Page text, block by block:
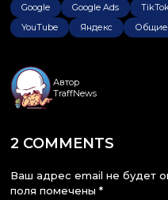
Google
Google Ads TikTok
YouTube
Яндекс
Автор
TraffNews
2 COMMENTS
Ваш адрес email не будет
поля помечены *